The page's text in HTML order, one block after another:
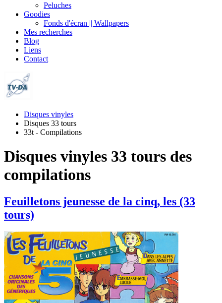
Peluches
Goodies
Fonds d'écran || Wallpapers
Mes recherches
Blog
Liens
Contact
Disques vinyles
Disques 33 tours
33t - Compilations
Disques vinyles 33 tours des
compilations
Feuilletons jeunesse de la cinq, les (33
tours)